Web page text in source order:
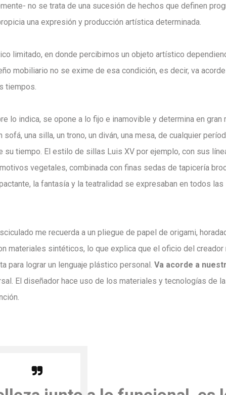
no se trata de una sucesión de hechos que definen
una expresión y producción artística determinada.
limitado, en donde percibimos un objeto artístico
mobiliario no se exime de esa condición, es decir, va
tiempos.
lo indica, se opone a lo fijo e inamovible y determina en gran
una silla, un trono, un diván, una mesa, de cualquier
tiempo. El estilo de sillas Luis XV por ejemplo, con sus
vegetales, combinada con finas sedas de tapicería
la fantasía y la teatralidad se expresaban en todos las
me recuerda a un pliegue de papel de origami,
materiales sintéticos, lo que explica que el oficio del creador
para lograr un lenguaje plástico personal. Va acorde a
El diseñador hace uso de los materiales y tecnologías de